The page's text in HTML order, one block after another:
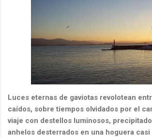
Luces eternas de gaviotas revolotean
caídos, sobre tiempos olvidados por el
viaje con destellos luminosos,
anhelos desterrados en una hoguera casi